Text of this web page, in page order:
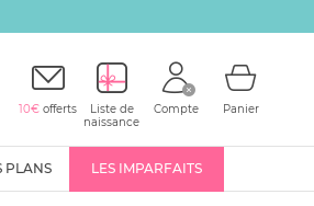
10€ offerts
Liste de
naissance
Compte Panier
PLANS LES IMPARFAITS